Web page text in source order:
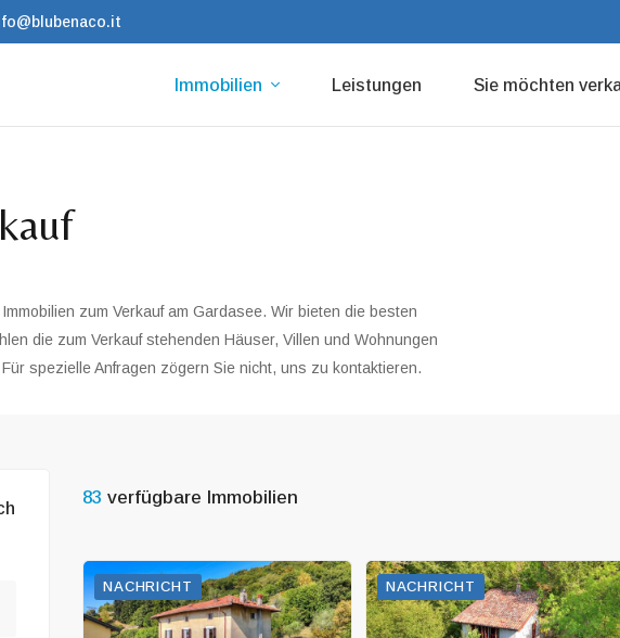
Immobilien Leistungen Sie möchten
zum Verkauf am Gardasee. Wir bieten die besten
die zum Verkauf stehenden Häuser, Villen und Wohnungen
spezielle Anfragen zögern Sie nicht, uns zu kontaktieren.
83 verfügbare Immobilien
NACHRICHT NACHRICHT